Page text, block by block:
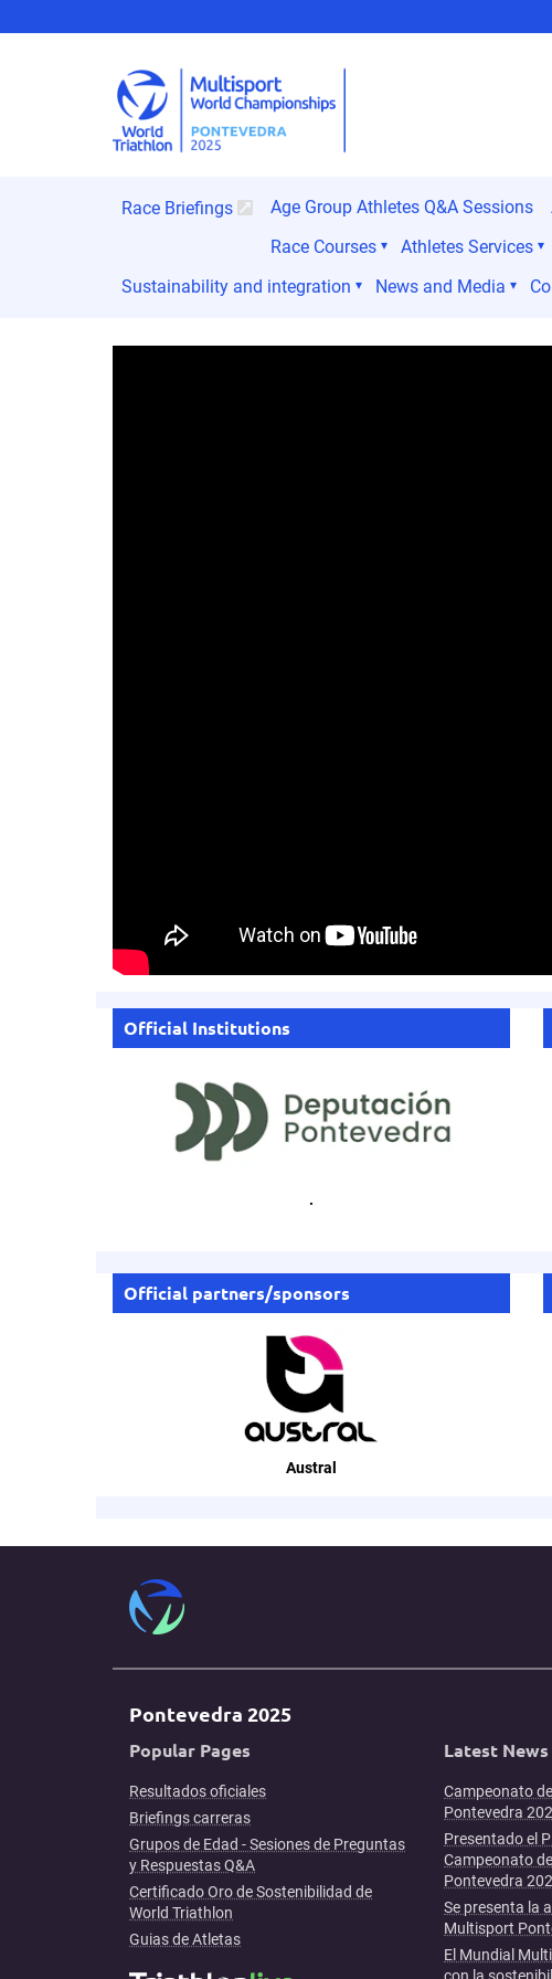
Race Briefings Age Group Athletes Q&A Sessions
Race Courses
Athletes Services
Sustainability and integration
News and Media
Official Institutions
.
Official partners/sponsors
Austral
Pontevedra 2025
Popular Pages
Resultados oficiales
Briefings carreras
Grupos de Edad - Sesiones de Preguntas
y Respuestas Q&A
Certificado Oro de Sostenibilidad de
World Triathlon
Guias de Atletas
Latest News
Campeonato
Pontevedra
Presentado el
Campeonato
Pontevedra
Se presenta la
Multisport
El Mundial